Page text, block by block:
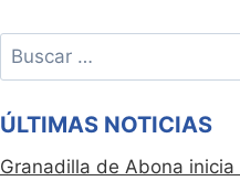
Buscar:
ÚLTIMAS NOTICIAS
Granadilla de Abona